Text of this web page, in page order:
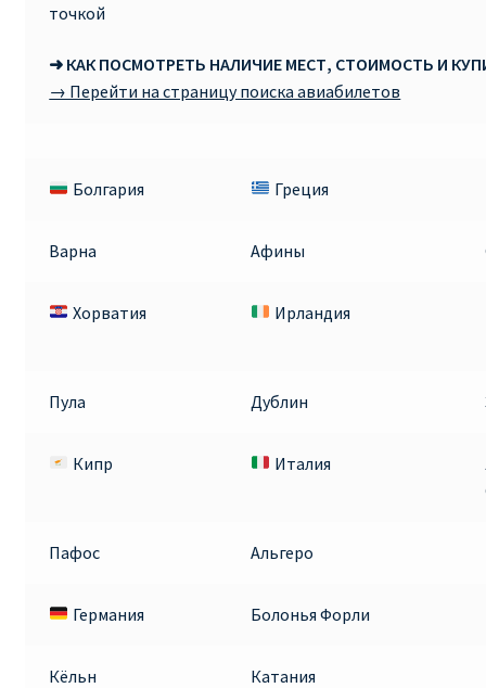
точкой
➜ КАК ПОСМОТРЕТЬ НАЛИЧИЕ МЕСТ, СТОИМОСТЬ И
→ Перейти на страницу поиска авиабилетов
Болгария Греция
Варна Афины
Хорватия
Ирландия
Пула Дублин
Кипр Италия
Пафос Альгеро
Германия Болонья Форли
Кёльн Катания